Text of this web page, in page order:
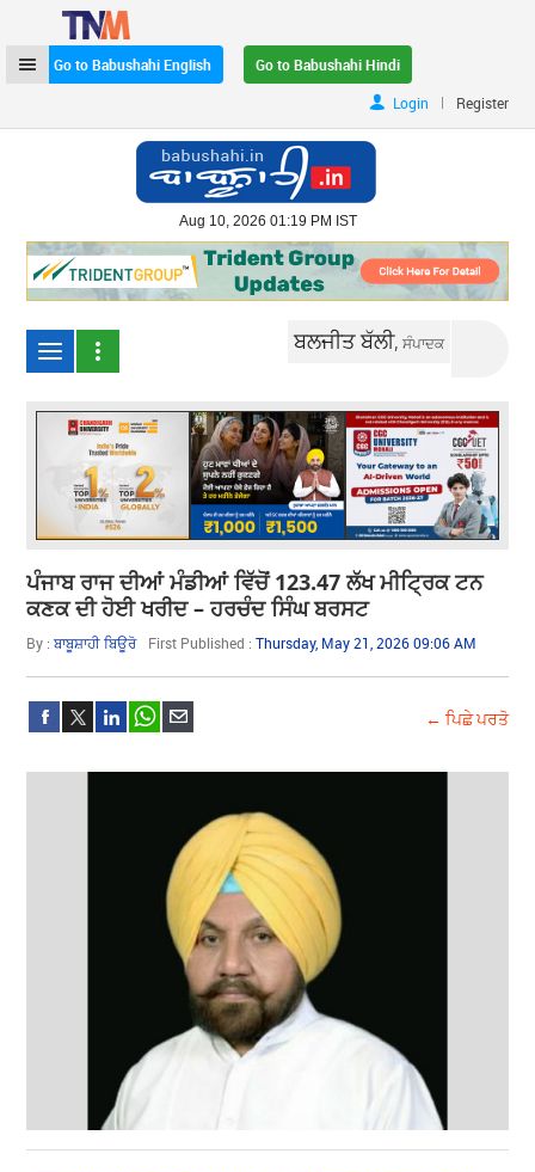
Go to Babushahi English
Go to Babushahi Hindi
Login
| Register
Aug 10, 2026 01:19 PM IST
ਬਲਜੀਤ ਬੱਲੀ,ਸੰਪਾਦਕ
ਪੰਜਾਬ ਰਾਜ ਦੀਆਂ ਮੰਡੀਆਂ ਵਿੱਚੋਂ 123.47 ਲੱਖ ਮੀਟ੍ਰਿਕ ਟਨ
ਕਣਕ ਦੀ ਹੋਈ ਖਰੀਦ – ਹਰਚੰਦ ਸਿੰਘ ਬਰਸਟ
By :ਬਾਬੂਸ਼ਾਹੀ ਬਿਊਰੋ First Published :Thursday, May 21, 2026 09:06 AM
← ਪਿਛੇ ਪਰਤੋ